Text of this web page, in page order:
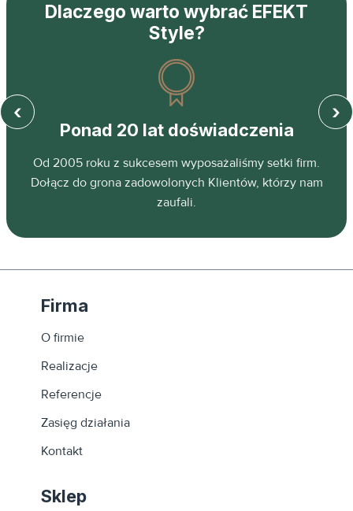
Dlaczego warto wybrać EFEKT
Style?
Ponad 20 lat doświadczenia
Od 2005 roku z sukcesem wyposażaliśmy setki firm.
Dołącz do grona zadowolonych Klientów, którzy nam
zaufali.
‹ ›
Firma
O firmie
Realizacje
Referencje
Zasięg działania
Kontakt
Sklep